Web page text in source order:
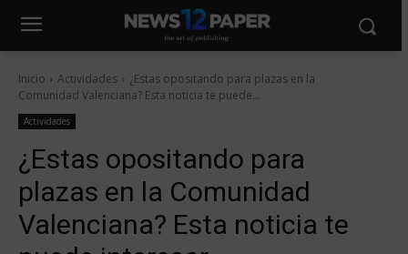
Inicio Actividades
¿Estas opositando para plazas en la
Comunidad Valenciana? Esta noticia te puede...
Actividades
¿Estas opositando para
plazas en la Comunidad
Valenciana? Esta noticia te